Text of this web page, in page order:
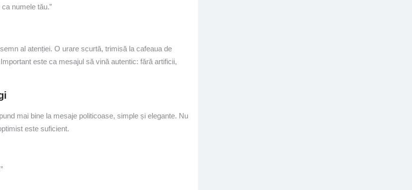
numele tău.”
al atenției. O urare scurtă, trimisă la cafeaua de
este ca mesajul să vină autentic: fără artificii,
mai bine la mesaje politicoase, simple și elegante. Nu
este suficient.